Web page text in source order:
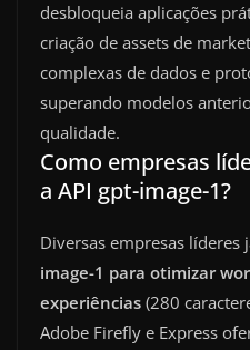
desbloqueia aplicações
criação de assets de
complexas de dados e
superando modelos
qualidade.
Como empresas
a API gpt-image-1?
Diversas empresas líderes
image-1 para otimizar
experiências (280
Adobe Firefly e Express